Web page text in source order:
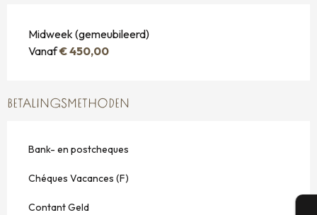
Midweek (gemeubileerd)
Vanaf€ 450,00
BETALINGSMETHODEN
Bank- en postcheques
Chéques Vacances (F)
Contant Geld